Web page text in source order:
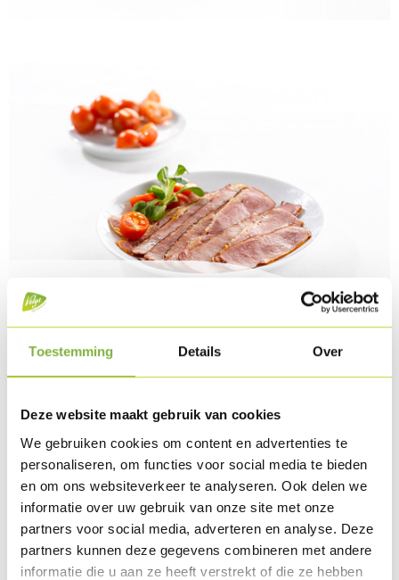
Toestemming Details Over
Deze website maakt gebruik van cookies
We gebruiken cookies om content en advertenties te
personaliseren, om functies voor social media te bieden
en om ons websiteverkeer te analyseren. Ook delen we
informatie over uw gebruik van onze site met onze
partners voor social media, adverteren en analyse. Deze
partners kunnen deze gegevens combineren met andere
informatie die u aan ze heeft verstrekt of die ze hebben
Turkey rashers smoked